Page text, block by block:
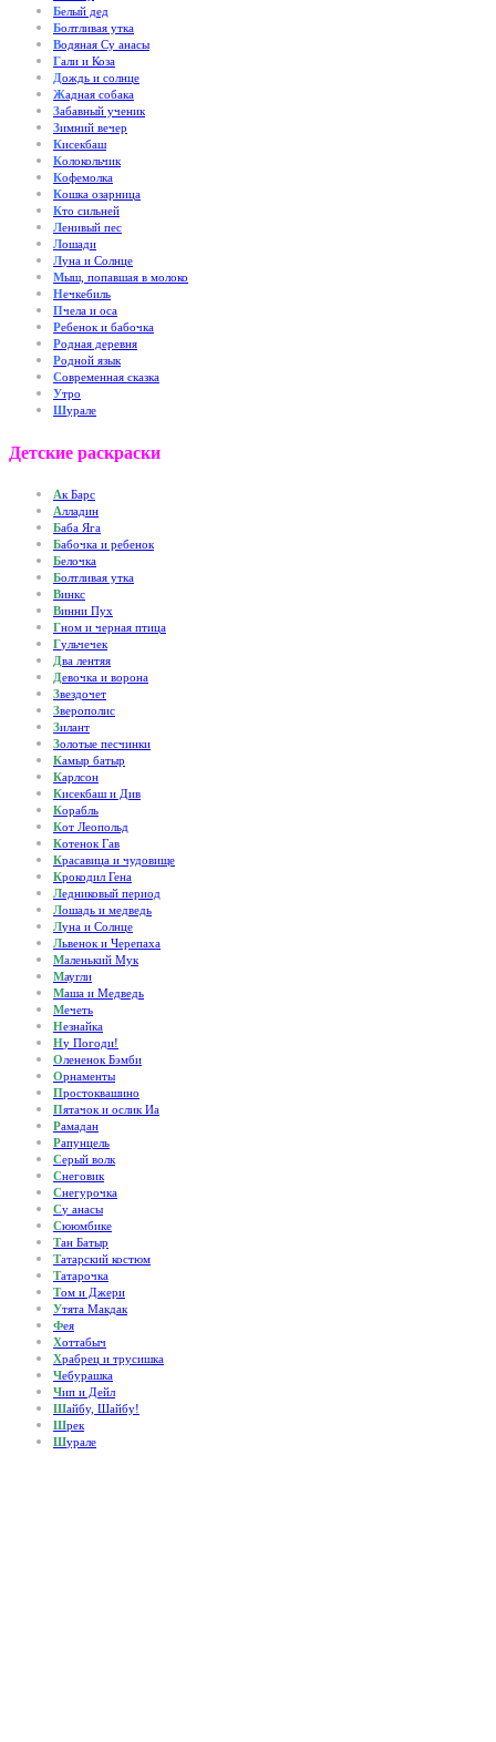
Белый дед
Болтливая утка
Водяная Су анасы
Гали и Коза
Дождь и солнце
Жадная собака
Забавный ученик
Зимний вечер
Кисекбаш
Колокольчик
Кофемолка
Кошка озарница
Кто сильней
Ленивый пес
Лошади
Луна и Солнце
Мыш, попавшая в молоко
Нечкебиль
Пчела и оса
Ребенок и бабочка
Родная деревня
Родной язык
Современная сказка
Утро
Шурале
Детские раскраски
Ак Барс
Алладин
Баба Яга
Бабочка и ребенок
Белочка
Болтливая утка
Винкс
Винни Пух
Гном и черная птица
Гульчечек
Два лентяя
Девочка и ворона
Звездочет
Зверополис
Зилант
Золотые песчинки
Камыр батыр
Карлсон
Кисекбаш и Див
Корабль
Кот Леопольд
Котенок Гав
Красавица и чудовище
Крокодил Гена
Ледниковый период
Лошадь и медведь
Луна и Солнце
Львенок и Черепаха
Маленький Мук
Маугли
Маша и Медведь
Мечеть
Незнайка
Ну Погоди!
Олененок Бэмби
Орнаменты
Простоквашино
Пятачок и ослик Иа
Рамадан
Рапунцель
Серый волк
Снеговик
Снегурочка
Су анасы
Сююмбике
Тан Батыр
Татарский костюм
Татарочка
Том и Джери
Утята Макдак
Фея
Хоттабыч
Храбрец и трусишка
Чебурашка
Чип и Дейл
Шайбу, Шайбу!
Шрек
Шурале